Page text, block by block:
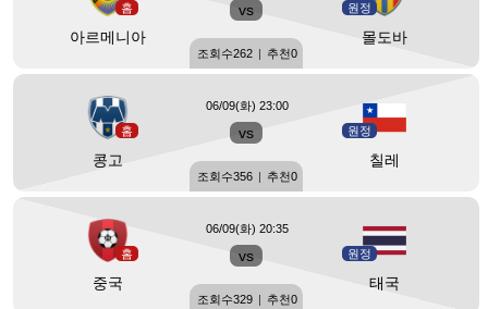
홈
아르메니아
vs 원정
몰도바
조회수262 | 추천0
홈
콩고
vs 원정
칠레
06/09(화) 23:00
조회수356 | 추천0
홈
중국
vs 원정
태국
06/09(화) 20:35
조회수329 | 추천0